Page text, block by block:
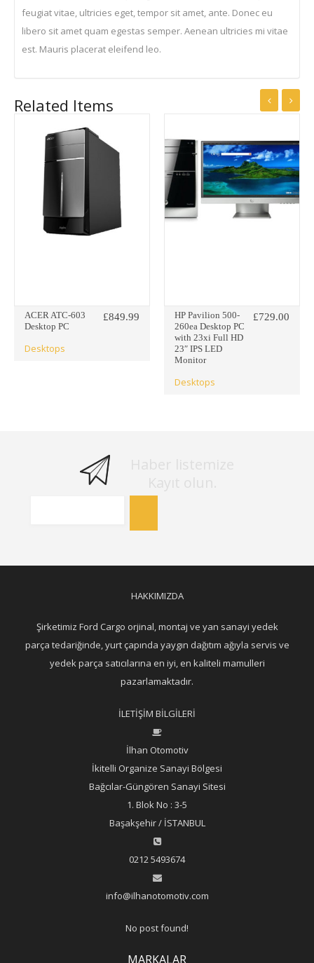
LED
Monitor
with
feugiat vitae, ultricies eget, tempor sit amet, ante. Donec eu
libero sit amet quam egestas semper. Aenean ultricies mi vitae
est. Mauris placerat eleifend leo.
Related Items
ACER ATC-603
Desktop PC
£849.99
Desktops
HP Pavilion 500-
260ea Desktop PC
with 23xi Full HD
23″ IPS LED
Monitor
£729.00
Desktops
HAKKIMIZDA
Şirketimiz Ford Cargo orjinal, montaj ve yan sanayi yedek
parça tedariğinde, yurt çapında yaygın dağıtım ağıyla servis ve
yedek parça satıcılarına en iyi, en kaliteli mamulleri
pazarlamaktadır.
İLETİŞİM BİLGİLERİ
İlhan Otomotiv
İkitelli Organize Sanayi Bölgesi
Bağcılar-Güngören Sanayi Sitesi
1. Blok No : 3-5
Başakşehir / İSTANBUL
0212 5493674
info@ilhanotomotiv.com
No post found!
MARKALAR